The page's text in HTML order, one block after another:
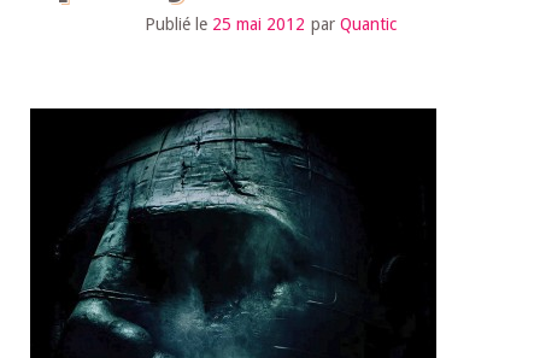
Publié le 25 mai 2012 par Quantic